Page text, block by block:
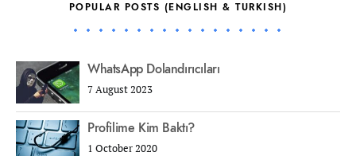
POPULAR POSTS (ENGLISH & TURKISH)
WhatsApp Dolandırıcıları
7 August 2023
Profilime Kim Baktı?
1 October 2020